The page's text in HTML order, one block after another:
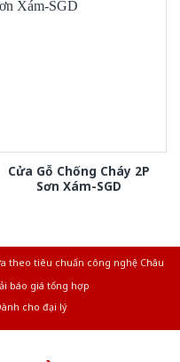
Cửa Gỗ Chống Cháy 2P
Sơn Xám-SGD
theo tiêu chuẩn công nghệ Châu
báo giá tổng hợp
cho đại lý